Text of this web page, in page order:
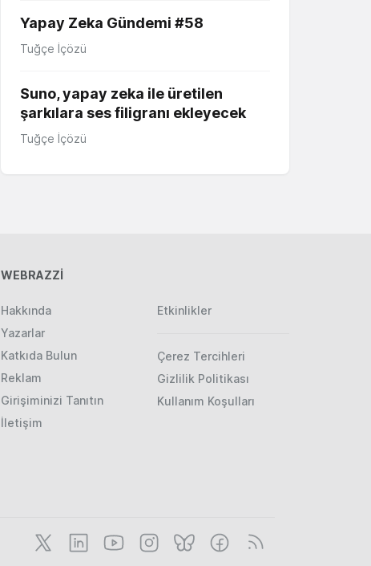
Yapay Zeka Gündemi #58
Tuğçe İçözü
Suno, yapay zeka ile üretilen
şarkılara ses filigranı ekleyecek
Tuğçe İçözü
WEBRAZZİ
Hakkında
Yazarlar
Katkıda Bulun
Reklam
Girişiminizi Tanıtın
İletişim
Etkinlikler
Çerez Tercihleri
Gizlilik Politikası
Kullanım Koşulları